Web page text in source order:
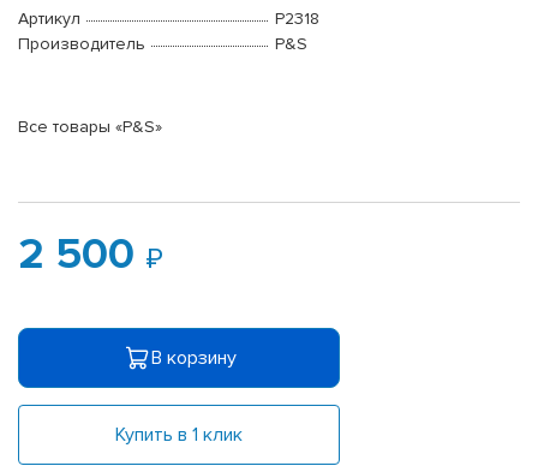
Артикул
P2318
Производитель
P&S
Все товары «P&S»
2 500
В корзину
Купить в 1 клик